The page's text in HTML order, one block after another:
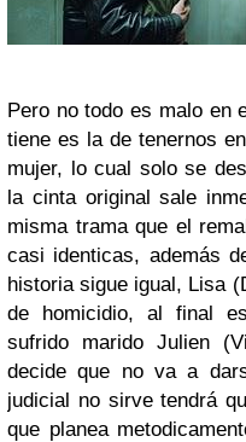
Pero no todo es malo en
tiene es la de tenernos
mujer, lo cual solo se
la cinta original sale
misma trama que el
casi identicas, además
historia sigue igual, Lisa
de homicidio, al final
sufrido marido Julien
decide que no va a
judicial no sirve tendrá
que planea